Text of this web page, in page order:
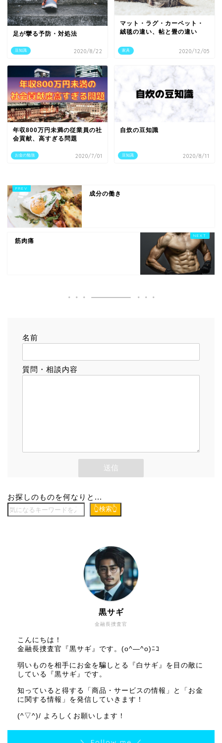
豆知識
足が攣る予防・対処法
2020/8/22 家具
マット・ラグ・カーペット・
絨毯の違い、帖と畳の違い
2020/12/05
お金の勉強
年収800万円未満の従業員の社
会貢献、高すぎる問題
2020/7/01 豆知識
自炊の豆知識
2020/8/11
成分の働き
筋肉痛
名前
質問・相談内容
お探しのものを何なりと...
👆検索👆
金融長捜査官
黒サギ
こんにちは！
金融長捜査官『黒サギ』です。(o^―^o)ﾆｺ
弱いものを相手にお金を騙しとる『白サギ』を目の敵に
している『黒サギ』です。
知っていると得する「商品・サービスの情報」と「お金
に関する情報」を発信していきます！
(^▽^)/ よろしくお願いします！